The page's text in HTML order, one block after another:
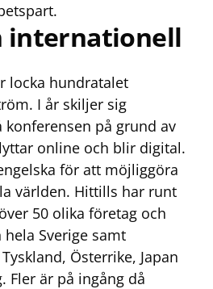
internationell
locka hundratalet
I år skiljer sig
konferensen på grund av
online och blir digital.
för att möjliggöra
världen. Hittills har runt
50 olika företag och
Sverige samt
Österrike, Japan
Fler är på ingång då